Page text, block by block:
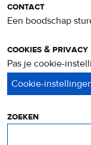
contact
Een boodschap
cookies & privacy
Pas je cookie-
zoeken